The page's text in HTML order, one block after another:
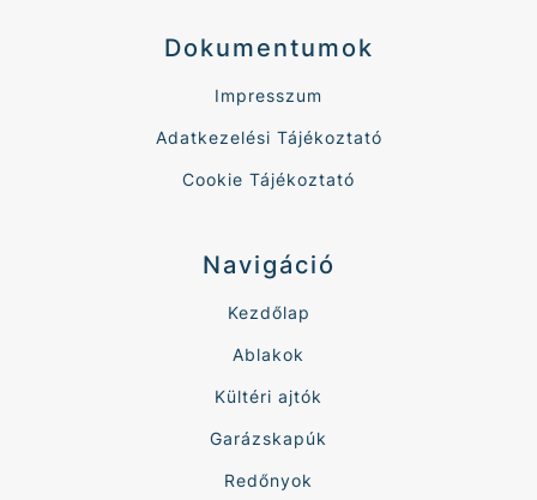
Dokumentumok
Impresszum
Adatkezelési Tájékoztató
Cookie Tájékoztató
Navigáció
Kezdőlap
Ablakok
Kültéri ajtók
Garázskapúk
Redőnyok